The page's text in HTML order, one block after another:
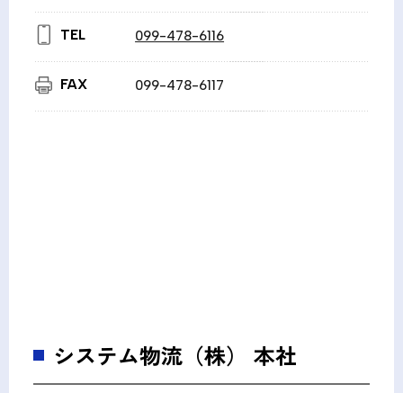
TEL 099-478-6116
FAX 099-478-6117
システム物流（株） 本社